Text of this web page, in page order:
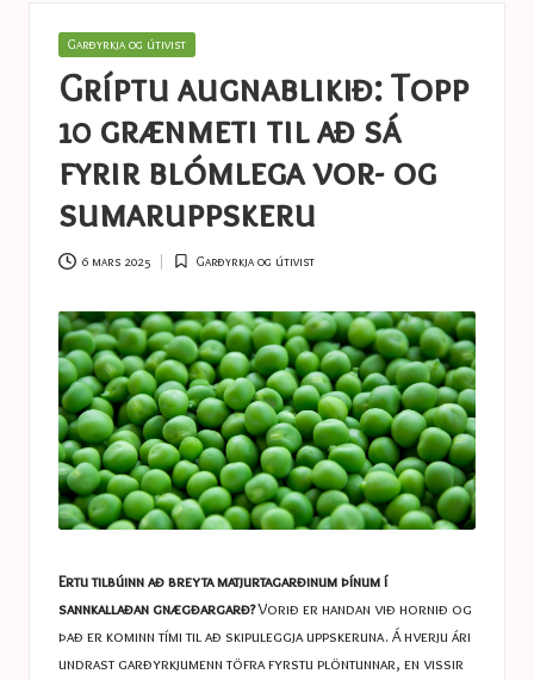
o
n
n
e
s
a
s
t
u
c
e
s
Posted
Garðyrkja og útivist
Gríptu augnablikið: Topp
10 grænmeti til að sá
fyrir blómlega vor- og
sumaruppskeru
6 mars 2025
Posted
Garðyrkja og útivist
Ertu tilbúinn að breyta matjurtagarðinum þínum í
sannkallaðan gnægðargarð?Vorið er handan við hornið og
það er kominn tími til að skipuleggja uppskeruna. Á hverju ári
undrast garðyrkjumenn töfra fyrstu plöntunnar, en vissir